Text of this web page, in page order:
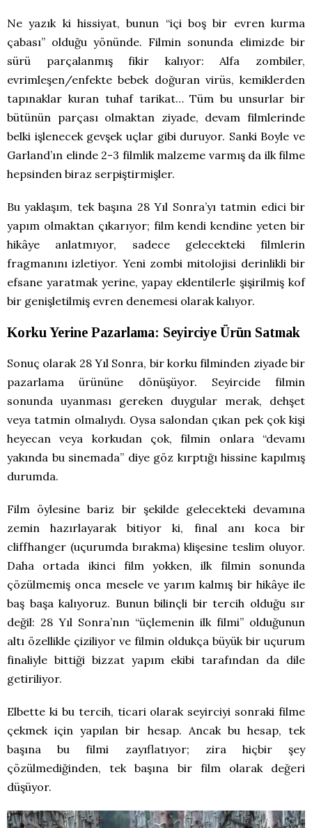
Ne yazık ki hissiyat, bunun “içi boş bir evren kurma
çabası” olduğu yönünde. Filmin sonunda elimizde bir
sürü parçalanmış fikir kalıyor: Alfa zombiler,
evrimleşen/enfekte bebek doğuran virüs, kemiklerden
tapınaklar kuran tuhaf tarikat… Tüm bu unsurlar bir
bütünün parçası olmaktan ziyade, devam filmlerinde
belki işlenecek gevşek uçlar gibi duruyor. Sanki Boyle ve
Garland’ın elinde 2-3 filmlik malzeme varmış da ilk filme
hepsinden biraz serpiştirmişler.
Bu yaklaşım, tek başına 28 Yıl Sonra’yı tatmin edici bir
yapım olmaktan çıkarıyor; film kendi kendine yeten bir
hikâye anlatmıyor, sadece gelecekteki filmlerin
fragmanını izletiyor. Yeni zombi mitolojisi derinlikli bir
efsane yaratmak yerine, yapay eklentilerle şişirilmiş kof
bir genişletilmiş evren denemesi olarak kalıyor.
Korku Yerine Pazarlama: Seyirciye Ürün Satmak
Sonuç olarak 28 Yıl Sonra, bir korku filminden ziyade bir
pazarlama ürününe dönüşüyor. Seyircide filmin
sonunda uyanması gereken duygular merak, dehşet
veya tatmin olmalıydı. Oysa salondan çıkan pek çok kişi
heyecan veya korkudan çok, filmin onlara “devamı
yakında bu sinemada” diye göz kırptığı hissine kapılmış
durumda.
Film öylesine bariz bir şekilde gelecekteki devamına
zemin hazırlayarak bitiyor ki, final anı koca bir
cliffhanger (uçurumda bırakma) klişesine teslim oluyor.
Daha ortada ikinci film yokken, ilk filmin sonunda
çözülmemiş onca mesele ve yarım kalmış bir hikâye ile
baş başa kalıyoruz. Bunun bilinçli bir tercih olduğu sır
değil: 28 Yıl Sonra’nın “üçlemenin ilk filmi” olduğunun
altı özellikle çiziliyor ve filmin oldukça büyük bir uçurum
finaliyle bittiği bizzat yapım ekibi tarafından da dile
getiriliyor.
Elbette ki bu tercih, ticari olarak seyirciyi sonraki filme
çekmek için yapılan bir hesap. Ancak bu hesap, tek
başına bu filmi zayıflatıyor; zira hiçbir şey
çözülmediğinden, tek başına bir film olarak değeri
düşüyor.